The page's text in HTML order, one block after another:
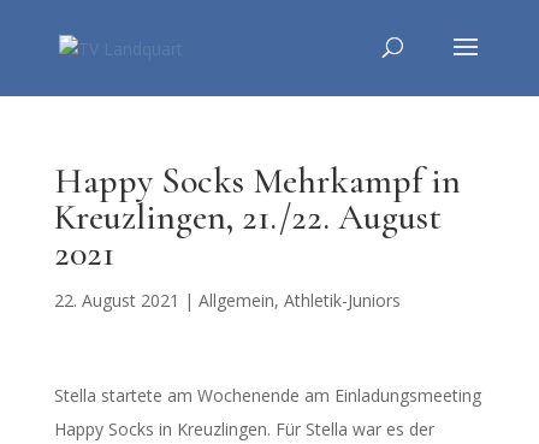
Happy Socks Mehrkampf in
Kreuzlingen, 21./22. August
2021
22. August 2021 | Allgemein, Athletik-Juniors
Stella startete am Wochenende am Einladungsmeeting
Happy Socks in Kreuzlingen. Für Stella war es der